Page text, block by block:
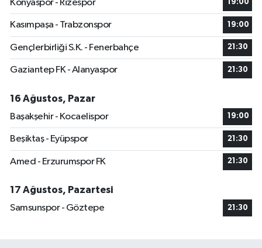
Konyaspor - Rizespor
19:00
Kasımpaşa - Trabzonspor 19:00
Gençlerbirliği S.K. - Fenerbahçe 21:30
Gaziantep FK - Alanyaspor 21:30
16 Ağustos, Pazar
Başakşehir - Kocaelispor
19:00
Beşiktaş - Eyüpspor 21:30
Amed - Erzurumspor FK 21:30
17 Ağustos, Pazartesi
Samsunspor - Göztepe
21:30